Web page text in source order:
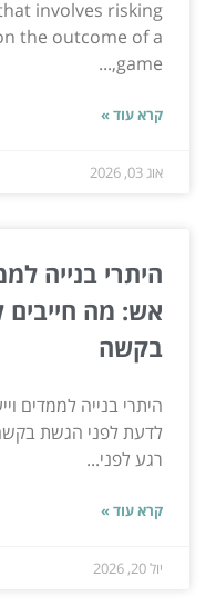
involves risking
the outcome of a
game,...
קרא עוד »
אוג 03, 2026
היתרי בנייה
אש: מה
בקשה
היתרי בנייה לממדים
לדעת לפני הגשת
רגע לפני...
קרא עוד »
יול 20, 2026